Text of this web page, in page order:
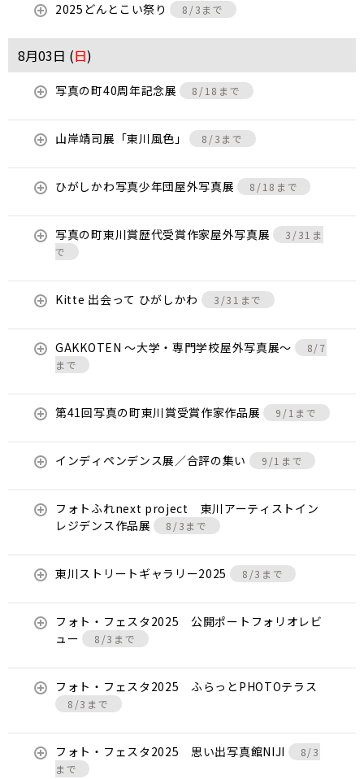
2025どんとこい祭り 8/3まで
8月03日 (日)
写真の町40周年記念展 8/18まで
山岸靖司展「東川風色」 8/3まで
ひがしかわ写真少年団屋外写真展 8/18まで
写真の町東川賞歴代受賞作家屋外写真展
3/31ま
で
Kitte 出会って ひがしかわ 3/31まで
GAKKOTEN ～大学・専門学校屋外写真展～
8/7
まで
第41回写真の町東川賞受賞作家作品展 9/1まで
インディペンデンス展／合評の集い 9/1まで
フォトふれnext project 東川アーティストイン
レジデンス作品展
8/3まで
東川ストリートギャラリー2025 8/3まで
フォト・フェスタ2025 公開ポートフォリオレビ
ュー
8/3まで
フォト・フェスタ2025 ふらっとPHOTOテラス
8/3まで
フォト・フェスタ2025 思い出写真館NIJI
8/3
まで